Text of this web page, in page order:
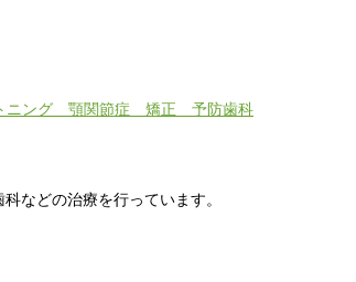
ニング 顎関節症 矯正 予防歯科
などの治療を行っています。